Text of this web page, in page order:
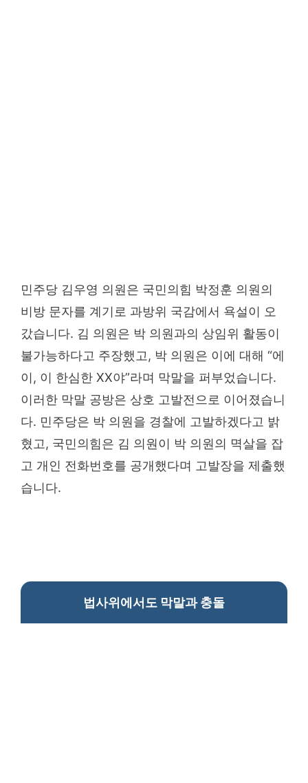
민주당 김우영 의원은 국민의힘 박정훈 의원의
비방 문자를 계기로 과방위 국감에서 욕설이 오
갔습니다. 김 의원은 박 의원과의 상임위 활동이
불가능하다고 주장했고, 박 의원은 이에 대해 “에
이, 이 한심한 XX야”라며 막말을 퍼부었습니다.
이러한 막말 공방은 상호 고발전으로 이어졌습니
다. 민주당은 박 의원을 경찰에 고발하겠다고 밝
혔고, 국민의힘은 김 의원이 박 의원의 멱살을 잡
고 개인 전화번호를 공개했다며 고발장을 제출했
습니다.
법사위에서도 막말과 충돌